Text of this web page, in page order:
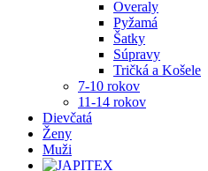
Overaly
Pyžamá
Šatky
Súpravy
Tričká a Košele
7-10 rokov
11-14 rokov
Dievčatá
Ženy
Muži